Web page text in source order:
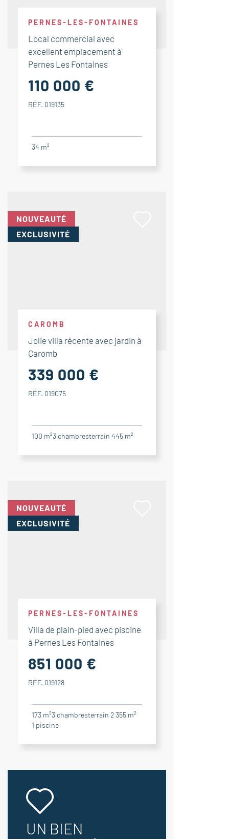
PERNES-LES-FONTAINES
Local commercial avec
excellent emplacement à
Pernes Les Fontaines
110 000 €
RÉF. 019135
34 m²
NOUVEAUTÉ
EXCLUSIVITÉ
CAROMB
Jolie villa récente avec jardin à
Caromb
339 000 €
RÉF. 019075
100 m²3 chambresterrain 445 m²
NOUVEAUTÉ
EXCLUSIVITÉ
PERNES-LES-FONTAINES
Villa de plain-pied avec piscine
à Pernes Les Fontaines
851 000 €
RÉF. 019128
173 m²3 chambresterrain 2 355 m²
1 piscine
UN BIEN